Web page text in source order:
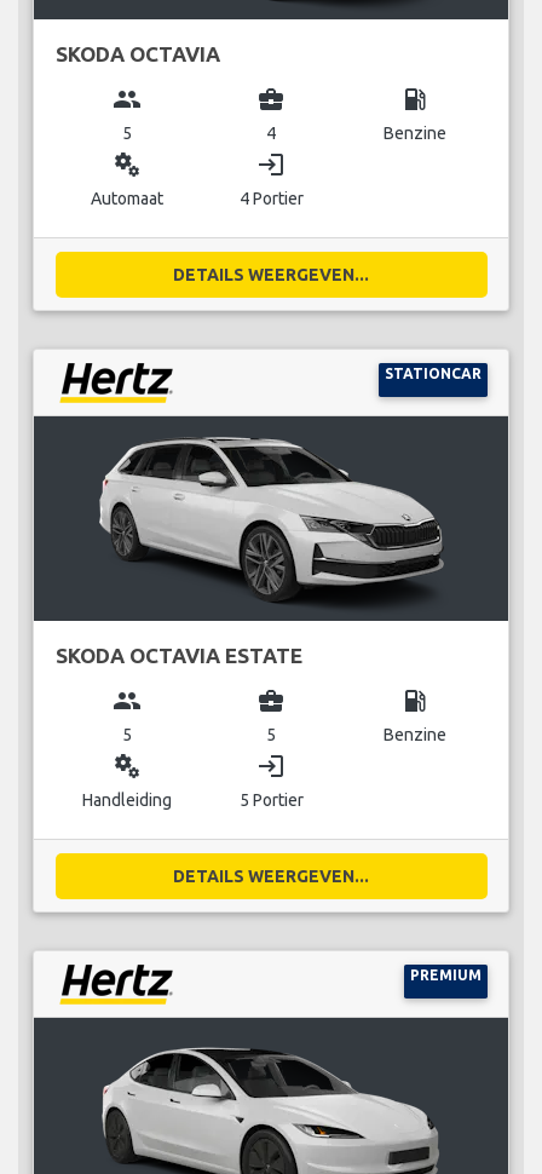
SKODA OCTAVIA
group
5
business_center
4
local_gas_station
Benzine
miscellaneous_services
Automaat
login
4 Portier
DETAILS WEERGEVEN...
STATIONCAR
SKODA OCTAVIA ESTATE
group
5
business_center
5
local_gas_station
Benzine
miscellaneous_services
Handleiding
login
5 Portier
DETAILS WEERGEVEN...
PREMIUM